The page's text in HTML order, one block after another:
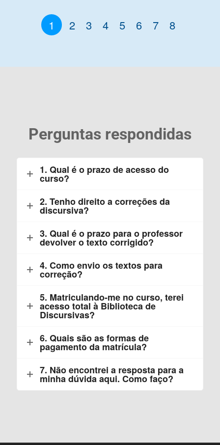
1 2 3 4 5 6 7 8
Perguntas respondidas
1. Qual é o prazo de acesso do
curso?
2. Tenho direito a correções da
discursiva?
3. Qual é o prazo para o professor
devolver o texto corrigido?
4. Como envio os textos para
correção?
5. Matriculando-me no curso, terei
acesso total à Biblioteca de
Discursivas?
6. Quais são as formas de
pagamento da matrícula?
7. Não encontrei a resposta para a
minha dúvida aqui. Como faço?